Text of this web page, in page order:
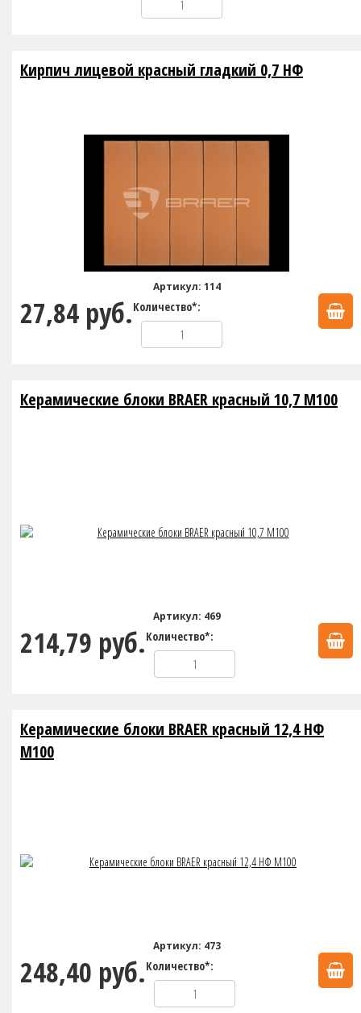
Кирпич лицевой красный гладкий 0,7 НФ
Артикул: 114
27,84 руб.Количество*:
Керамические блоки BRAER красный 10,7 М100
Артикул: 469
214,79 руб.Количество*:
Керамические блоки BRAER красный 12,4 НФ
М100
Артикул: 473
248,40 руб.Количество*: